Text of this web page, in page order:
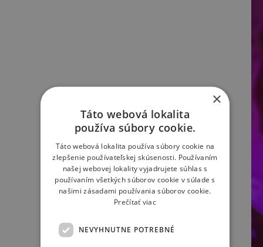
×
Táto webová lokalita
používa súbory cookie.
Táto webová lokalita používa súbory cookie na
zlepšenie používateľskej skúsenosti. Používaním
našej webovej lokality vyjadrujete súhlas s
používaním všetkých súborov cookie v súlade s
našimi zásadami používania súborov cookie.
Prečítať viac
NEVYHNUTNE POTREBNÉ